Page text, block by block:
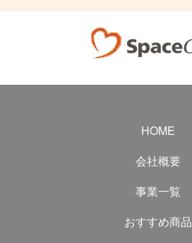
HOME
会社概要
事業一覧
おすすめ商品